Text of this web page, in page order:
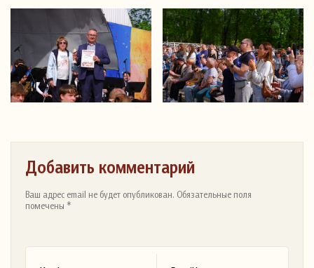
Добавить комментарий
Ваш адрес email не будет опубликован. Обязательные поля
помечены *